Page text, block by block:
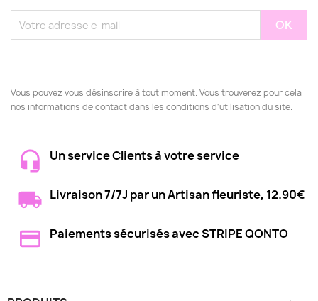
Vous pouvez vous désinscrire à tout moment. Vous trouverez pour cela
nos informations de contact dans les conditions d'utilisation du site.
Un service Clients à votre service
Livraison 7/7J par un Artisan fleuriste, 12.90€
Paiements sécurisés avec STRIPE QONTO